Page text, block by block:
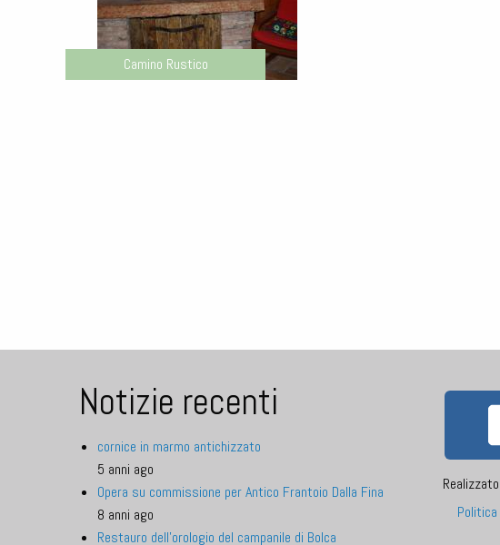
Camino Rustico
Notizie recenti
cornice in marmo antichizzato
5 anni ago
Opera su commissione per Antico Frantoio Dalla Fina
8 anni ago
Restauro dell'orologio del campanile di Bolca